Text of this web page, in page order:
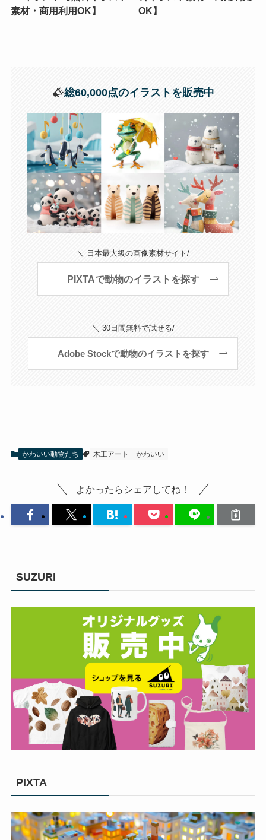
素材・商用利用OK】
OK】
総60,000点のイラストを販売中
＼ 日本最大級の画像素材サイト/
PIXTAで動物のイラストを探す
＼ 30日間無料で試せる/
Adobe Stockで動物のイラストを探す
かわいい動物たち 木工アート かわいい
よかったらシェアしてね！
SUZURI
PIXTA